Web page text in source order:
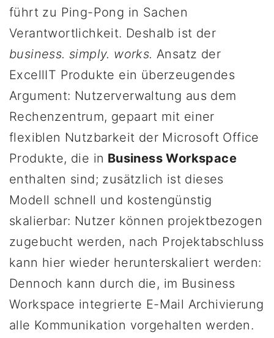
führt zu Ping-Pong in Sachen
Verantwortlichkeit. Deshalb ist der
business. simply. works. Ansatz der
ExcellIT Produkte ein überzeugendes
Argument: Nutzerverwaltung aus dem
Rechenzentrum, gepaart mit einer
flexiblen Nutzbarkeit der Microsoft Office
Produkte, die in Business Workspace
enthalten sind; zusätzlich ist dieses
Modell schnell und kostengünstig
skalierbar: Nutzer können projektbezogen
zugebucht werden, nach Projektabschluss
kann hier wieder herunterskaliert werden:
Dennoch kann durch die, im Business
Workspace integrierte E-Mail Archivierung
alle Kommunikation vorgehalten werden.